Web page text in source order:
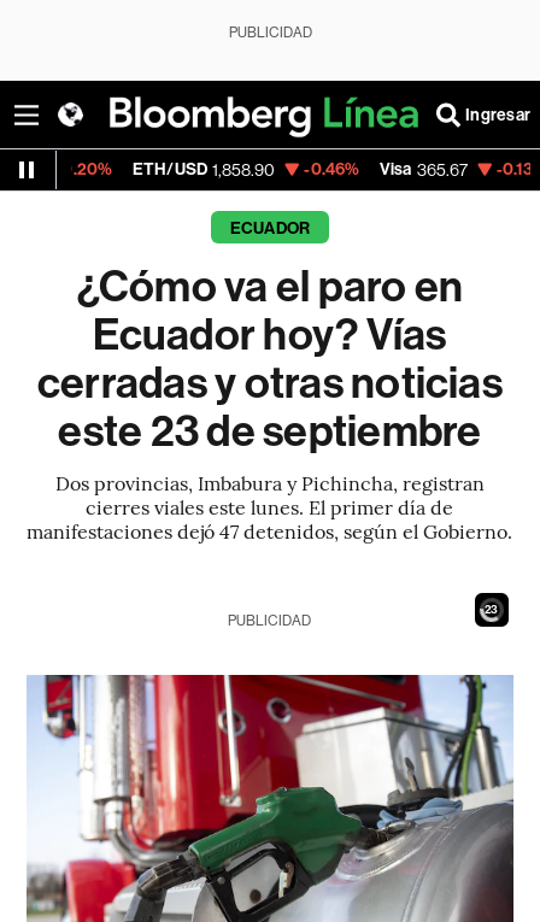
PUBLICIDAD
Ingresar
ETH/USD 1,858.90 -0.46% Visa 365.67 -0.13%
ECUADOR
¿Cómo va el paro en
Ecuador hoy? Vías
cerradas y otras noticias
este 23 de septiembre
Dos provincias, Imbabura y Pichincha, registran
cierres viales este lunes. El primer día de
manifestaciones dejó 47 detenidos, según el Gobierno.
21
PUBLICIDAD